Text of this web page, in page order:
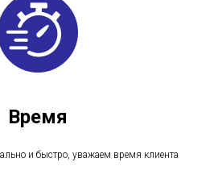
Время
и быстро, уважаем время клиента